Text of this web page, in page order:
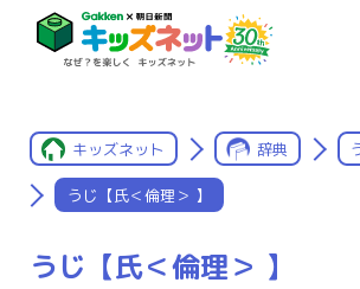
キッズネット 辞典
うじ【氏＜倫理＞ 】
うじ【氏＜倫理＞ 】